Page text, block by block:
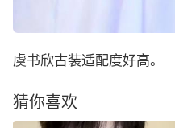
虞书欣古装适配度好高。
猜你喜欢